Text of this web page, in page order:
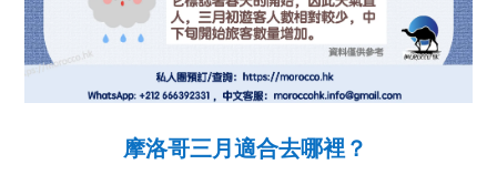
摩洛哥三月 適合去哪裡？